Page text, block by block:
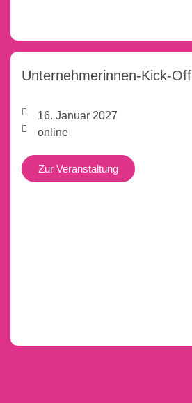
Unternehmerinnen-Kick-Off
16. Januar 2027
online
Zur Veranstaltung